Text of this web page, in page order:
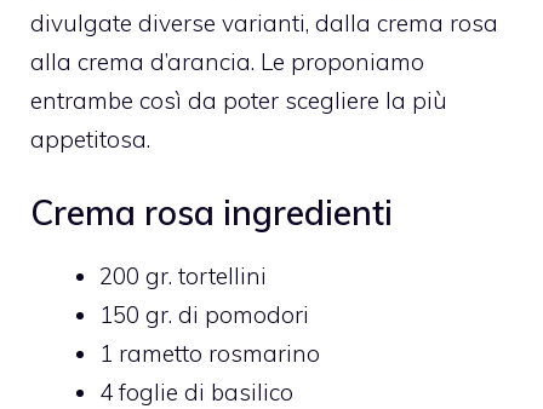
divulgate diverse varianti, dalla crema rosa
alla crema d’arancia. Le proponiamo
entrambe così da poter scegliere la più
appetitosa.
Crema rosa ingredienti
200 gr. tortellini
150 gr. di pomodori
1 rametto rosmarino
4 foglie di basilico